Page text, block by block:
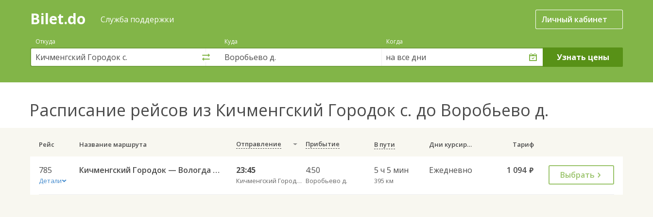
Поиск
покупка
билетов
автобус
онлайн
Bilet.do Служба поддержки Личный кабинет
Откуда Куда Когда
на все дни
Расписание рейсов из Кичменгский Городок с. до Воробьево д.
Рейс Название маршрута Отправление Прибытие В пути Дни курсирования Тариф
785
Детали
Кичменгский Городок — Вологда АВ 785 23:45
Кичменгский Городок с.
4:50
Воробьево д.
5 ч 5 мин
395 км
Ежедневно 1 094 руб. Выбрать